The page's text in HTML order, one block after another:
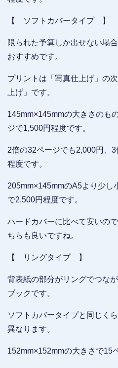
【 ソフトカバータイプ 】
限られた予算しか出せない場
おすすめです。
プリントは「写真仕上げ」の
上げ」です。
145mm×145mmの大きさのも
ジで1,500円程度です。
2倍の32ページでも2,000円、
程度です。
205mm×145mmのA5より少し
で2,500円程度です。
ハードカバーに比べて安いの
ちらも良いですね。
【 リングタイプ 】
背表紙の部分がリングでつな
ブックです。
ソフトカバータイプと同じく
異なります。
152mm×152mmの大きさで15